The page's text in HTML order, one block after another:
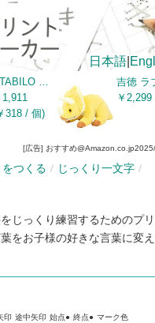
日本語
つくる
じっくり一文字
じっくり練習するためのプ
をお子様の好きな言葉に変
印 途中矢印 始点● 終点● マーク色
STABILO スタビロ かきかた学習鉛筆 イージーグラフ スターターセット 2B 4色各1本 右手用 三角 持ち方 矯正 名前入り 子供 幼児 男の子 女の子 4本 LP0074 ブルー・ピンク・オレンジ・グリーン
1,911
318 / 個)
￥2,299
[広告] おすすめ@Amazon.co.jp